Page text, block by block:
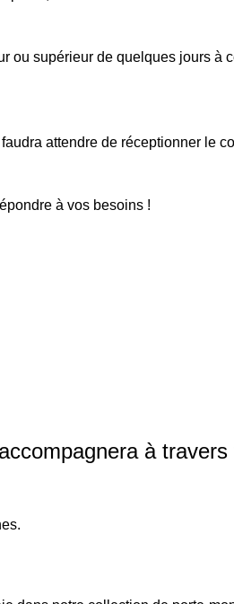
ou supérieur de quelques jours à
attendre de réceptionner le
à vos besoins !
à